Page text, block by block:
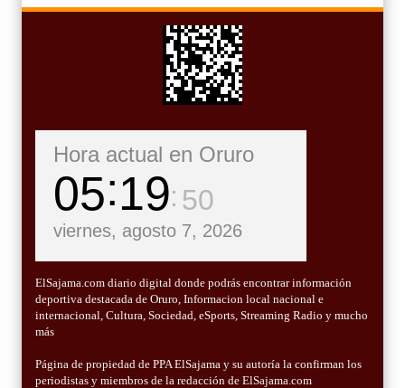
Hora actual en Oruro
05 19 51
viernes, agosto 7, 2026
ElSajama.com diario digital donde podrás encontrar información
deportiva destacada de Oruro, Informacion local nacional e
internacional, Cultura, Sociedad, eSports, Streaming Radio y mucho
más
Página de propiedad de PPA ElSajama y su autoría la confirman los
periodistas y miembros de la redacción de ElSajama.com